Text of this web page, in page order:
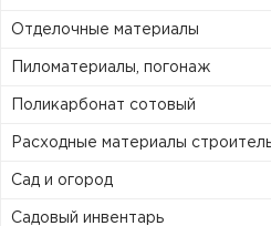
Отделочные материалы
Пиломатериалы, погонаж
Поликарбонат сотовый
Расходные материалы
Сад и огород
Садовый инвентарь